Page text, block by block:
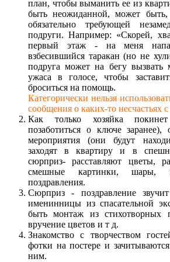
план, чтобы выманить ее из
быть неожиданной, может
обязательно требующей
подруги. Например: «Скорей,
первый этаж - на меня
взбесившийся таракан (но не
подруга может на бегу
ужаса в голосе, чтобы
броситься на помощь.
Категорически нельзя
сообщения о каких-то несчастьях
Как только хозяйка
позаботиться о ключе заранее),
мероприятия (они будут
заходят в квартиру и в
сюрприз- расставляют цветы,
смешные картинки, шары,
поздравления.
Сюрприз - поздравление
именинницы из спасательной
быть монтаж из стихотворных
вручение цветов и т д.
Знакомство с творчеством
фотки на постере и
ним.